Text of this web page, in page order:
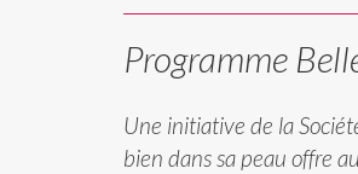
Programme
Une initiative de la
bien dans sa peau offre